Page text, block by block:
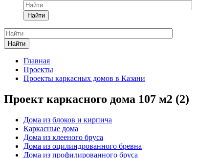
Найти
Найти
Главная
Проекты
Проекты каркасных домов в Казани
Проект каркасного дома 107 м2 (2)
Дома из блоков и кирпича
Каркасные дома
Дома из клееного бруса
Дома из оцилиндрованного бревна
Дома из профилированного бруса